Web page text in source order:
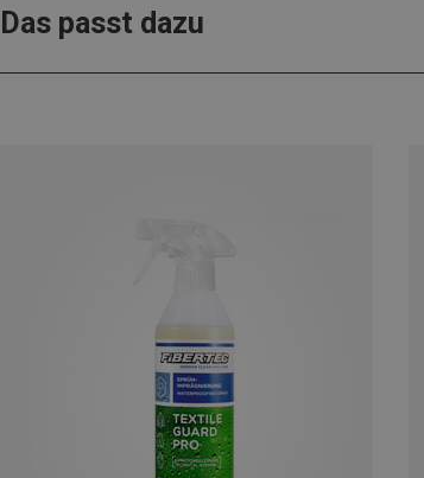
Das passt dazu